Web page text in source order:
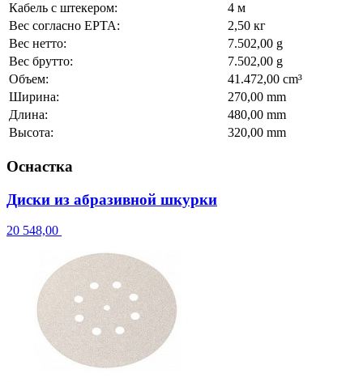
Кабель с штекером:
4 м
Вес согласно EPTA:
2,50 кг
Вес нетто:
7.502,00 g
Вес брутто:
7.502,00 g
Объем:
41.472,00 cm³
Ширина:
270,00 mm
Длина:
480,00 mm
Высота:
320,00 mm
Оснастка
Диски из абразивной шкурки
20 548,00